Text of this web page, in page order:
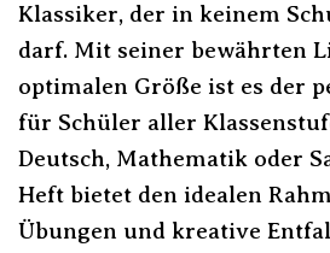
Klassiker, der in keinem
darf. Mit seiner bewährten
optimalen Größe ist es der
für Schüler aller
Deutsch, Mathematik oder
Heft bietet den idealen
Übungen und kreative